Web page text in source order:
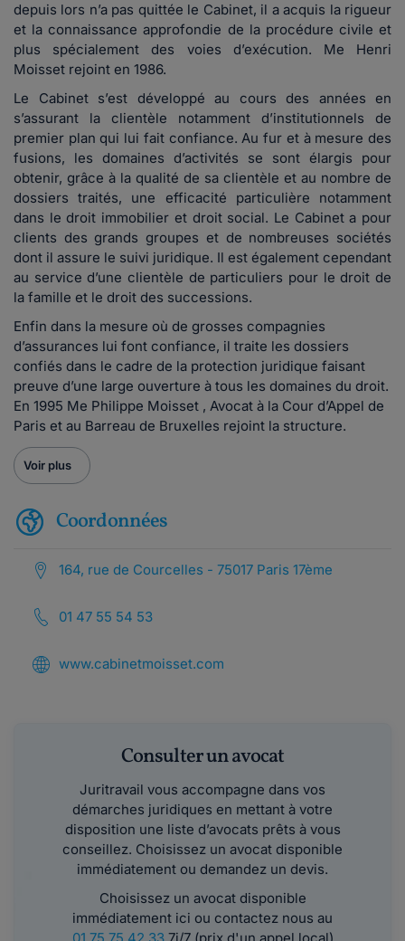
depuis lors n’a pas quittée le Cabinet, il a acquis la rigueur
et la connaissance approfondie de la procédure civile et
plus spécialement des voies d’exécution. Me Henri
Moisset rejoint en 1986.
Le Cabinet s’est développé au cours des années en
s’assurant la clientèle notamment d’institutionnels de
premier plan qui lui fait confiance. Au fur et à mesure des
fusions, les domaines d’activités se sont élargis pour
obtenir, grâce à la qualité de sa clientèle et au nombre de
dossiers traités, une efficacité particulière notamment
dans le droit immobilier et droit social. Le Cabinet a pour
clients des grands groupes et de nombreuses sociétés
dont il assure le suivi juridique. Il est également cependant
au service d’une clientèle de particuliers pour le droit de
la famille et le droit des successions.
Enfin dans la mesure où de grosses compagnies
d’assurances lui font confiance, il traite les dossiers
confiés dans le cadre de la protection juridique faisant
preuve d’une large ouverture à tous les domaines du droit.
En 1995 Me Philippe Moisset , Avocat à la Cour d’Appel de
Paris et au Barreau de Bruxelles rejoint la structure.
Voir plus
Coordonnées
164, rue de Courcelles - 75017 Paris 17ème
01 47 55 54 53
www.cabinetmoisset.com
Consulter un avocat
Juritravail vous accompagne dans vos
démarches juridiques en mettant à votre
disposition une liste d’avocats prêts à vous
conseillez. Choisissez un avocat disponible
immédiatement ou demandez un devis.
Choisissez un avocat disponible
immédiatement ici ou contactez nous au